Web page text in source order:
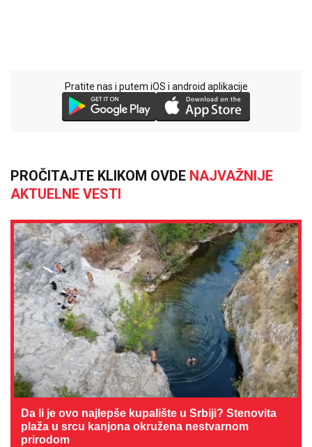
Pratite nas i putem iOS i android aplikacije
PROČITAJTE KLIKOM OVDE NAJVAŽNIJE
AKTUELNE VESTI
Da li je ovo najlepše kupalište u Srbiji? Stenovita
plaža u srcu kanjona okružena nestvarnom
prirodom